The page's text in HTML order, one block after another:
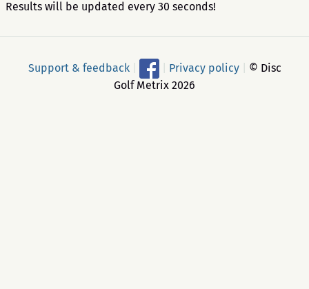
Results will be updated every 30 seconds!
Support & feedback Privacy policy
© Disc
Golf Metrix 2026